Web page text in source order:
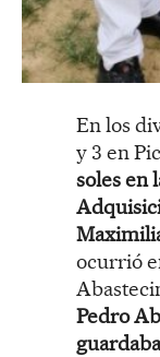
En los
y 3 en
soles en
ocurrió
Pedro